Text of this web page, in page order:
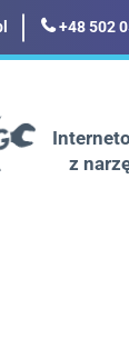
+48 502
z